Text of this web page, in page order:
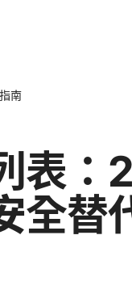
南
表：
全替